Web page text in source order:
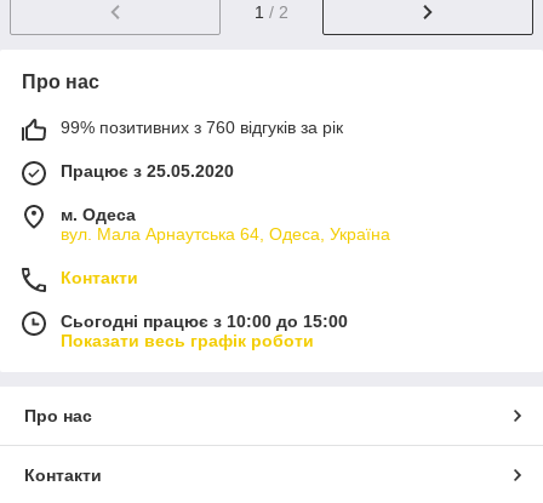
1 / 2
Про нас
99% позитивних з 760 відгуків за рік
Працює з 25.05.2020
м. Одеса
вул. Мала Арнаутська 64, Одеса, Україна
Контакти
Сьогодні працює з 10:00 до 15:00
Показати весь графік роботи
Про нас
Контакти